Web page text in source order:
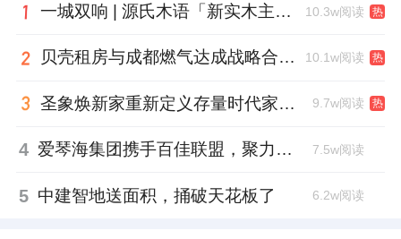
一城双响 | 源氏木语「新实木主义——黑标生活提案」发布会落地天津，黑标旗舰店盛大启幕 10.3w阅读 热
贝壳租房与成都燃气达成战略合作 打通安全巡检“最后一米” 10.1w阅读 热
圣象焕新家重新定义存量时代家居升级逻辑，筑牢说换就换的底气！ 9.7w阅读 热
4 爱琴海集团携手百佳联盟，聚力共拓存量商业新赛道 7.5w阅读
5 中建智地送面积，捅破天花板了 6.2w阅读